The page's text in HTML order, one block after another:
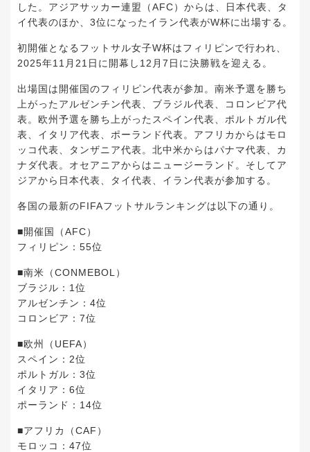
した。アジアサッカー連盟（AFC）からは、日本代表、タ
イ代表のほか、3位になったイラン代表がW杯に出場する。
初開催となるフットサル女子W杯はフィリピンで行われ、
2025年11月21日に開幕し12月7日に決勝戦を迎える。
出場国は開催国のフィリピン代表が参加。南米予選を勝ち
上がったアルゼンチン代表、ブラジル代表、コロンビア代
表。欧州予選を勝ち上がったスペイン代表、ポルトガル代
表、イタリア代表、ポーランド代表。アフリカからはモロ
ッコ代表、タンザニア代表。北中米からはパナマ代表、カ
ナダ代表。オセアニアからはニュージーランド。そしてア
ジアから日本代表、タイ代表、イラン代表が参加する。
各国の最新のFIFAフットサルランキングは以下の通り。
■開催国（AFC）
フィリピン：55位
■南米（CONMEBOL）
ブラジル：1位
アルゼンチン：4位
コロンビア：7位
■欧州（UEFA）
スペイン：2位
ポルトガル：3位
イタリア：6位
ポーランド：14位
■アフリカ（CAF）
モロッコ：47位